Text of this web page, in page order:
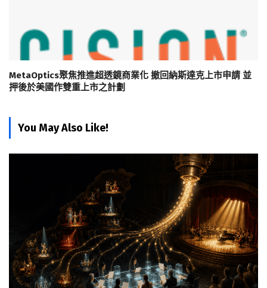
MetaOptics聚焦推進超透鏡商業化 撤回納斯達克上市申請 並
押後於美國作雙重上市之計劃
You May Also Like!